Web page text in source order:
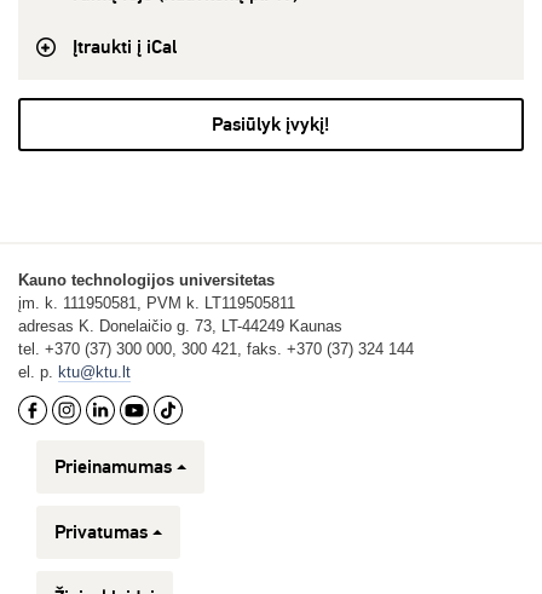
Įtraukti į iCal
Pasiūlyk įvykį!
Kauno technologijos universitetas
įm. k. 111950581, PVM k. LT119505811
adresas K. Donelaičio g. 73, LT-44249 Kaunas
tel. +370 (37) 300 000, 300 421, faks. +370 (37) 324 144
el. p. ktu@ktu.lt
Prieinamumas
Privatumas